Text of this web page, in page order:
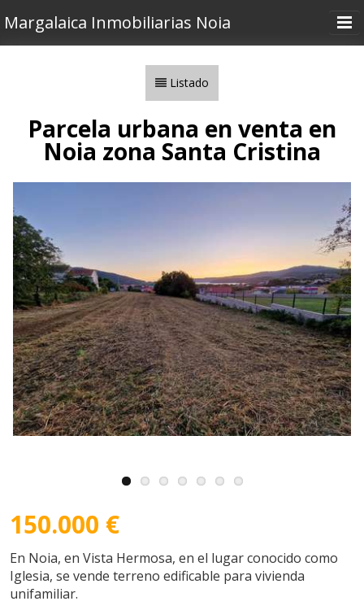
Margalaica Inmobiliarias Noia
Área Santiago
Vender o Alquilar
Nosotros
Contactar
Utilidades
Listado
Parcela urbana en venta en
Noia zona Santa Cristina
150.000 €
En Noia, en Vista Hermosa, en el lugar conocido como
Iglesia, se vende terreno edificable para vivienda
unifamiliar.